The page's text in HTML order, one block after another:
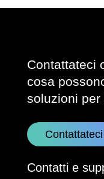
Contattateci
cosa
soluzioni per
Contattateci
Contatti e